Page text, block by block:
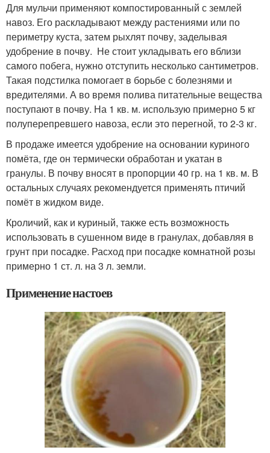
Для мульчи применяют компостированный с землей
навоз. Его раскладывают между растениями или по
периметру куста, затем рыхлят почву, заделывая
удобрение в почву. Не стоит укладывать его вблизи
самого побега, нужно отступить несколько сантиметров.
Такая подстилка помогает в борьбе с болезнями и
вредителями. А во время полива питательные вещества
поступают в почву. На 1 кв. м. использую примерно 5 кг
полуперепревшего навоза, если это перегной, то 2-3 кг.
В продаже имеется удобрение на основании куриного
помёта, где он термически обработан и укатан в
гранулы. В почву вносят в пропорции 40 гр. на 1 кв. м. В
остальных случаях рекомендуется применять птичий
помёт в жидком виде.
Кроличий, как и куриный, также есть возможность
использовать в сушенном виде в гранулах, добавляя в
грунт при посадке. Расход при посадке комнатной розы
примерно 1 ст. л. на 3 л. земли.
Применение настоев